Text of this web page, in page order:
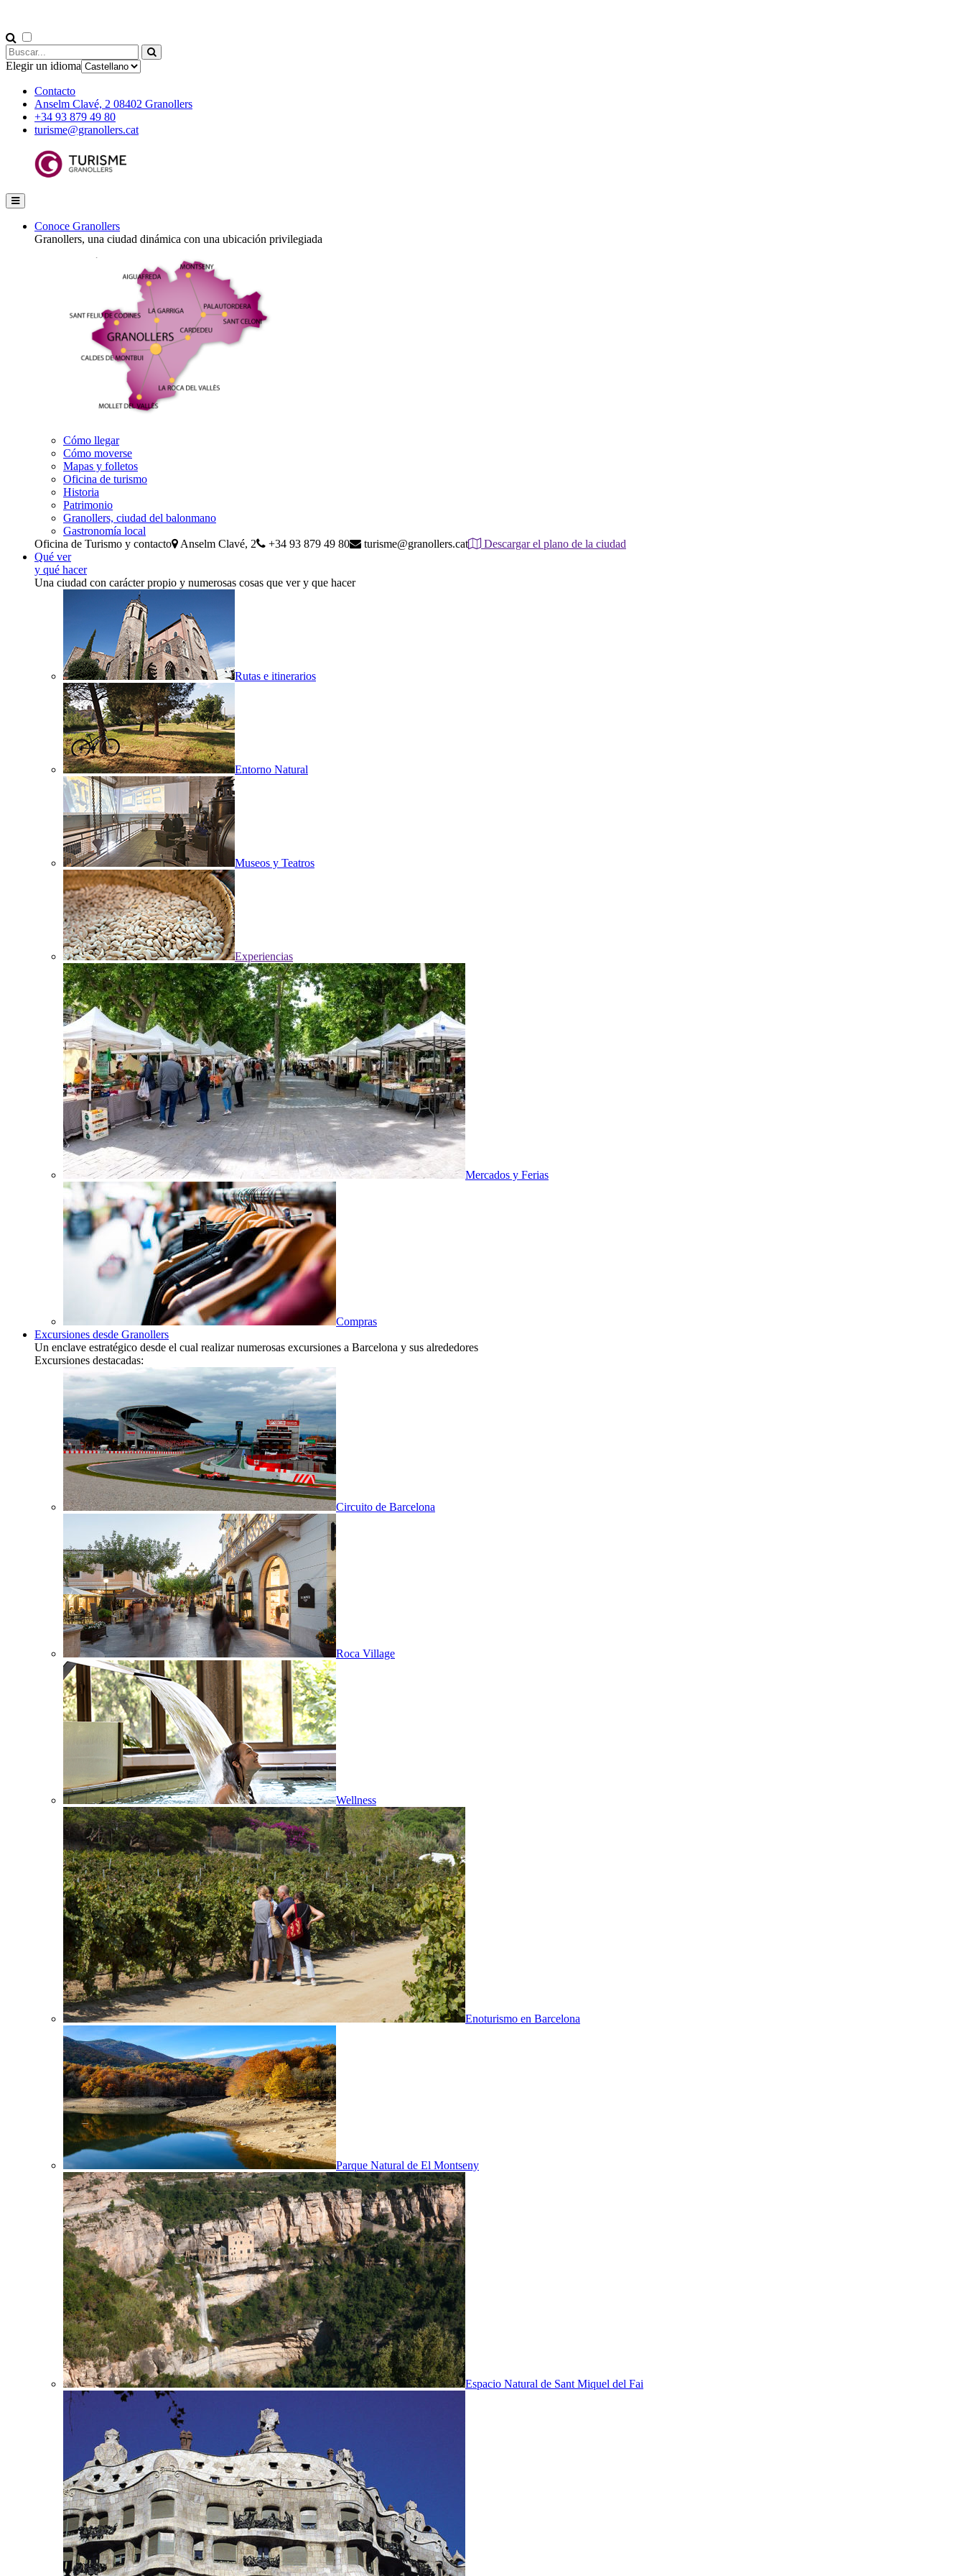
Elegir un idioma
Contacto
Anselm Clavé, 2 08402 Granollers
+34 93 879 49 80
turisme@granollers.cat
Conoce Granollers
Granollers, una ciudad dinámica con una ubicación privilegiada
Cómo llegar
Cómo moverse
Mapas y folletos
Oficina de turismo
Historia
Patrimonio
Granollers, ciudad del balonmano
Gastronomía local
Oficina de Turismo y contacto
Anselm Clavé, 2 +34 93 879 49 80 turisme@granollers.cat
Descargar el plano de la ciudad
Qué ver
y qué hacer
Una ciudad con carácter propio y numerosas cosas que ver y que hacer
Rutas e itinerarios
Entorno Natural
Museos y Teatros
Experiencias
Mercados y Ferias
Compras
Excursiones desde Granollers
Un enclave estratégico desde el cual realizar numerosas excursiones a Barcelona y sus alrededores
Excursiones destacadas:
Circuito de Barcelona
Roca Village
Wellness
Enoturismo en Barcelona
Parque Natural de El Montseny
Espacio Natural de Sant Miquel del Fai